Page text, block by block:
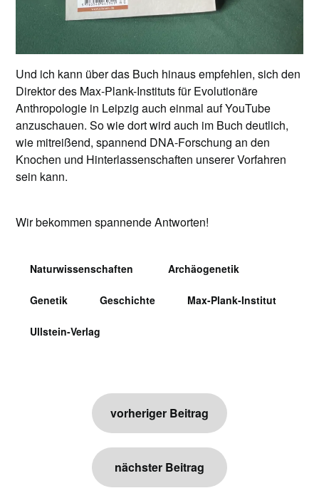
Und ich kann über das Buch hinaus empfehlen, sich den
Direktor des Max-Plank-Instituts für Evolutionäre
Anthropologie in Leipzig auch einmal auf YouTube
anzuschauen. So wie dort wird auch im Buch deutlich,
wie mitreißend, spannend DNA-Forschung an den
Knochen und Hinterlassenschaften unserer Vorfahren
sein kann.
Wir bekommen spannende Antworten!
Naturwissenschaften Archäogenetik
Genetik Geschichte Max-Plank-Institut
Ullstein-Verlag
Beitragsnavigation
vorheriger Beitrag
nächster Beitrag